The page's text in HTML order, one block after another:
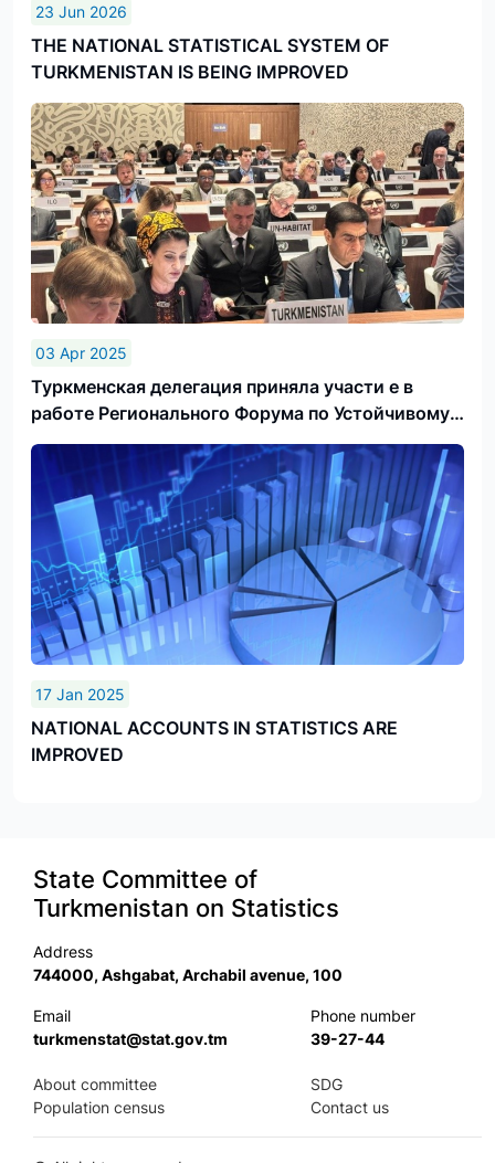
23 Jun 2026
THE NATIONAL STATISTICAL SYSTEM OF
TURKMENISTAN IS BEING IMPROVED
03 Apr 2025
Туркменская делегация приняла участи е в
работе Регионального Форума по Устойчивому
Развитию
17 Jan 2025
NATIONAL ACCOUNTS IN STATISTICS ARE
IMPROVED
State Committee of
Turkmenistan on Statistics
Address
744000, Ashgabat, Archabil avenue, 100
Email
turkmenstat@stat.gov.tm
Phone number
39-27-44
About committee
Population census
SDG
Contact us